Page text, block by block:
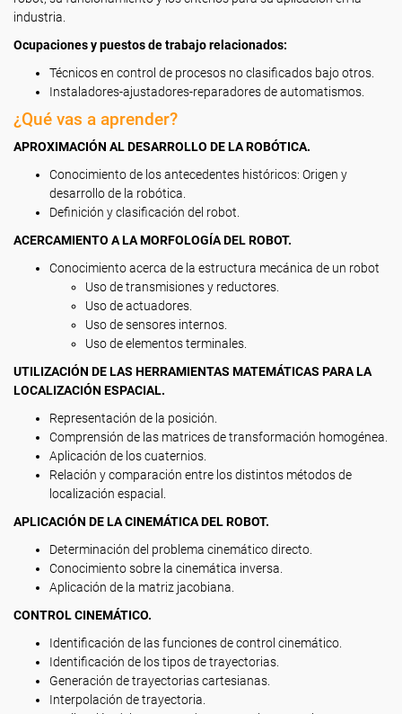
industria.
Ocupaciones y puestos de trabajo relacionados:
Técnicos en control de procesos no clasificados bajo otros.
Instaladores-ajustadores-reparadores de automatismos.
¿Qué vas a aprender?
APROXIMACIÓN AL DESARROLLO DE LA ROBÓTICA.
Conocimiento de los antecedentes históricos: Origen y
desarrollo de la robótica.
Definición y clasificación del robot.
ACERCAMIENTO A LA MORFOLOGÍA DEL ROBOT.
Conocimiento acerca de la estructura mecánica de un robot
Uso de transmisiones y reductores.
Uso de actuadores.
Uso de sensores internos.
Uso de elementos terminales.
UTILIZACIÓN DE LAS HERRAMIENTAS MATEMÁTICAS PARA LA
LOCALIZACIÓN ESPACIAL.
Representación de la posición.
Comprensión de las matrices de transformación homogénea.
Aplicación de los cuaternios.
Relación y comparación entre los distintos métodos de
localización espacial.
APLICACIÓN DE LA CINEMÁTICA DEL ROBOT.
Determinación del problema cinemático directo.
Conocimiento sobre la cinemática inversa.
Aplicación de la matriz jacobiana.
CONTROL CINEMÁTICO.
Identificación de las funciones de control cinemático.
Identificación de los tipos de trayectorias.
Generación de trayectorias cartesianas.
Interpolación de trayectoria.